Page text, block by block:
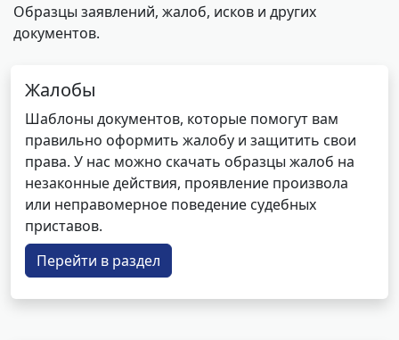
Образцы заявлений, жалоб, исков и других
документов.
Жалобы
Шаблоны документов, которые помогут вам
правильно оформить жалобу и защитить свои
права. У нас можно скачать образцы жалоб на
незаконные действия, проявление произвола
или неправомерное поведение судебных
приставов.
Перейти в раздел